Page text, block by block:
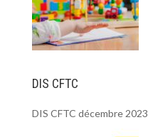
DIS CFTC
DIS CFTC décembre 2023